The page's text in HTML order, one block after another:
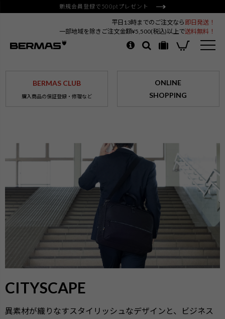
新規会員登録で500ptプレゼント
平日13時までのご注文なら 即日発送！
一部地域を除きご注文金額¥5,500(税込)以上で送料無料！
BERMAS CLUB
購入商品の保証登録・修理など
ONLINE
SHOPPING
CITYSCAPE
異素材が織りなすスタイリッシュなデザインと、ビジネス